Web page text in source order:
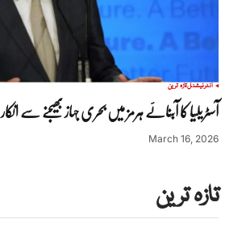
انٹرنیشنلتازہ ترین
آسٹریلیا کا آبنائے ہرمز میں بحری جہاز بھیجنے سے انکار
March 16, 2026
تازہ ترین